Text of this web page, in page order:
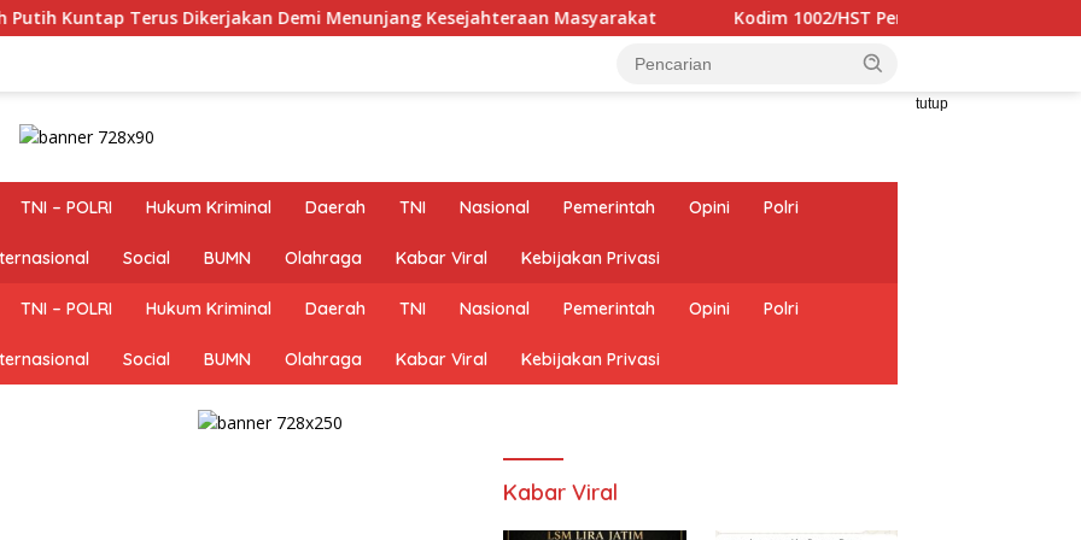
Terus Dikerjakan Demi Menunjang Kesejahteraan Masyarakat Kodim 1002/HST Perkuat Silaturahmi Lewat Safari
tutup
TNI – POLRI Hukum Kriminal Daerah TNI Nasional Pemerintah Opini Polri
Social BUMN Olahraga Kabar Viral Kebijakan Privasi
TNI – POLRI Hukum Kriminal Daerah TNI Nasional Pemerintah Opini Polri
Social BUMN Olahraga Kabar Viral Kebijakan Privasi
Kabar Viral